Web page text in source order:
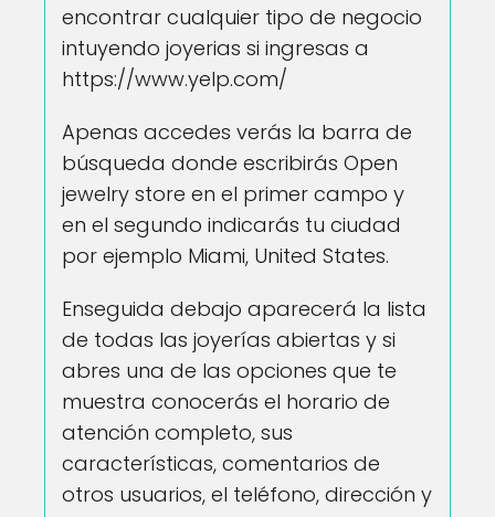
encontrar cualquier tipo de negocio
intuyendo joyerias si ingresas a
https://www.yelp.com/
Apenas accedes verás la barra de
búsqueda donde escribirás Open
jewelry store en el primer campo y
en el segundo indicarás tu ciudad
por ejemplo Miami, United States.
Enseguida debajo aparecerá la lista
de todas las joyerías abiertas y si
abres una de las opciones que te
muestra conocerás el horario de
atención completo, sus
características, comentarios de
otros usuarios, el teléfono, dirección y